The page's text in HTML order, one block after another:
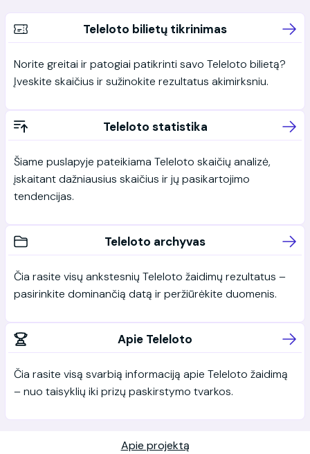
Teleloto bilietų tikrinimas
Norite greitai ir patogiai patikrinti savo Teleloto bilietą?
Įveskite skaičius ir sužinokite rezultatus akimirksniu.
Teleloto statistika
Šiame puslapyje pateikiama Teleloto skaičių analizė,
įskaitant dažniausius skaičius ir jų pasikartojimo
tendencijas.
Teleloto archyvas
Čia rasite visų ankstesnių Teleloto žaidimų rezultatus –
pasirinkite dominančią datą ir peržiūrėkite duomenis.
Apie Teleloto
Čia rasite visą svarbią informaciją apie Teleloto žaidimą
– nuo taisyklių iki prizų paskirstymo tvarkos.
Apie projektą